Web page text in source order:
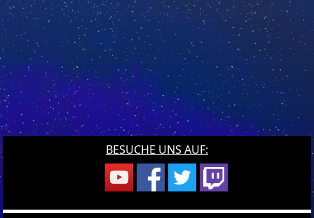
BESUCHE UNS AUF: